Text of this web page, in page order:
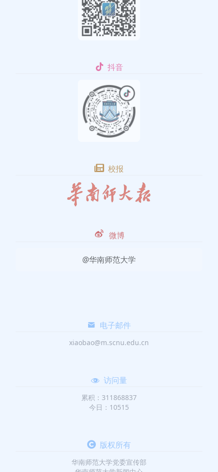
抖音
校报
微博
@华南师范大学
电子邮件
xiaobao@m.scnu.edu.cn
访问量
累积：311868837
今日：10515
版权所有
华南师范大学党委宣传部